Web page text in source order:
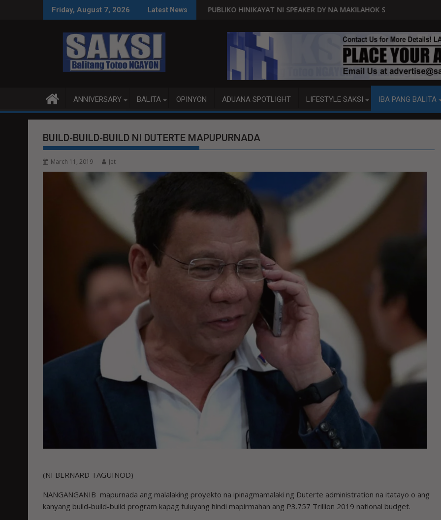
Friday, August 7, 2026 Latest News
O MAGBITIW
NA SUSPENDIHIN IMPLEMENTASYON NG RPVARAPUBLIKO HINIKAYAT NI SPEAKER DY NA MAKILAHOK SA PAGBUO NG MGA BATAS
MALACAÑANG PINAAARAL NA SA DOJ
ANNIVERSARY BALITA OPINYON ADUANA SPOTLIGHT LIFESTYLE SAKSI IBA PANG BALITA
BUILD-BUILD-BUILD NI DUTERTE MAPUPURNADA
March 11, 2019 Jet
(NI BERNARD TAGUINOD)
NANGANGANIB mapurnada ang malalaking proyekto na ipinagmamalaki ng Duterte administration na itatayo o ang
kanyang build-build-build program kapag tuluyang hindi mapirmahan ang P3.757 Trillion 2019 national budget.